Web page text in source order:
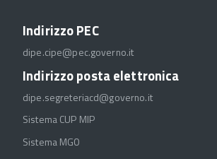
Indirizzo PEC
dipe.cipe@pec.governo.it
Indirizzo posta elettronica
dipe.segreteriacd@governo.it
Sistema CUP MIP
Sistema MGO